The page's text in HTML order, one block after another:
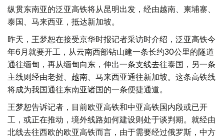
纵贯东南亚的泛亚高铁将从昆明出发，经由越南、柬埔寨、
泰国、马来西亚，抵达新加坡。
昨天，王梦恕在接受京华时报记者采访时介绍，泛亚高铁今
年6月就要开工，从云南西部钻山建一条长约30公里的隧道
通往缅甸，再从缅甸向东，伸出一条支线去往泰国，另一条
主线则经由老挝、越南、马来西亚通往新加坡。这条高铁线
将成为我国通往东南亚诸国的一条便捷通道。
王梦恕告诉记者，目前欧亚高铁和中亚高铁国内段或已开
工，或正在推动，境外线路如何建设则处于谈判期。就经由
北线去往西欧的欧亚高铁而言，由于需要经过俄罗斯，中方